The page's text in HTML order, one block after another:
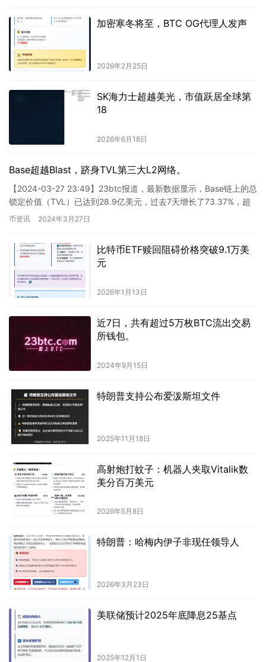
加密寒冬将至，BTC OG代理人发声
2026年2月25日
SK海力士超越美光，市值跃居全球第
18
2026年6月18日
Base超越Blast，跻身TVL第三大L2网络。
【2024-03-27 23:49】23btc报道，最新数据显示，Base链上的总
锁定价值（TVL）已达到28.9亿美元，过去7天增长了73.37%，超
越Blast成为TVL第三大…
币资讯 2024年3月27日
比特币ETF赎回阻碍价格突破9.1万美
元
2026年1月13日
近7日，共有超过5万枚BTC流出交易
所钱包。
2024年9月15日
特朗普支持公布爱泼斯坦文件
2025年11月18日
高射炮打蚊子：机器人夹取Vitalik数
美分百万美元
2026年5月8日
特朗普：哈梅内伊子非现任领导人
2026年3月23日
美联储预计2025年底降息25基点
2025年12月1日